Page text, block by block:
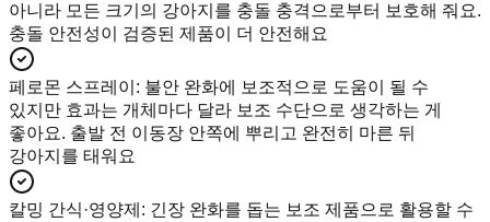
아니라 모든 크기의 강아지를 충돌 충격으로부터 보호해 줘요.
충돌 안전성이 검증된 제품이 더 안전해요
페로몬 스프레이 : 불안 완화에 보조적으로 도움이 될 수
있지만 효과는 개체마다 달라 보조 수단으로 생각하는 게
좋아요. 출발 전 이동장 안쪽에 뿌리고 완전히 마른 뒤
강아지를 태워요
칼밍 간식·영양제 : 긴장 완화를 돕는 보조 제품으로 활용할 수